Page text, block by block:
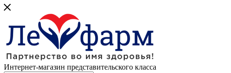
Интернет-магазин представительского класса